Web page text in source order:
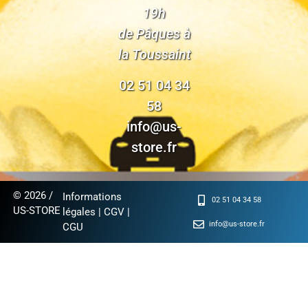
19h
de Pâques à
la Toussaint
02 51 04 34
58
info@us-
store.fr
© 2026 /
US-STORE
Informations
légales |CGV |
CGU
02 51 04 34 58
info@us-store.fr